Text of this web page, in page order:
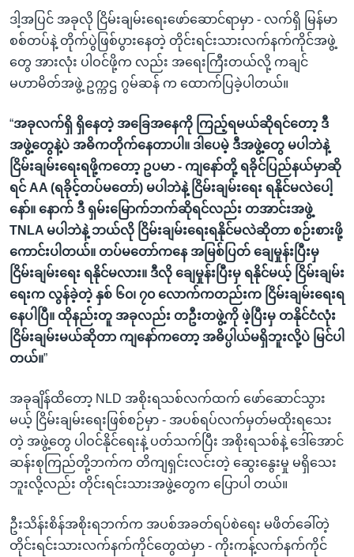
ဒါ့အပြင် အခုလို ငြိမ်းချမ်းရေးဖော်ဆောင်ရာမှာ - လက်ရှိ မြန်မာ
စစ်တပ်နဲ့ တိုက်ပွဲဖြစ်ပွားနေတဲ့ တိုင်းရင်းသားလက်နက်ကိုင်အဖွဲ့
တွေ အားလုံး ပါဝင်ဖို့က လည်း အရေးကြီးတယ်လို့ ကချင်
မဟာမိတ်အဖွဲ့ ဥက္ကဌ ဂွမ်ဆန် က ထောက်ပြခဲ့ပါတယ်။
“အခုလက်ရှိ ရှိနေတဲ့ အခြေအနေကို ကြည့်ရမယ်ဆိုရင်တော့ ဒီ
အဖွဲ့တွေနဲ့ပဲ အဓိကတိုက်နေတာပါ။ ဒါပေမဲ့ ဒီအဖွဲ့တွေ မပါဘဲနဲ့
ငြိမ်းချမ်းရေးရဖို့ကတော့ ဥပမာ - ကျနော်တို့ ရခိုင်ပြည်နယ်မှာဆို
ရင် AA (ရခိုင့်တပ်မတော်) မပါဘဲနဲ့ ငြိမ်းချမ်းရေး ရနိုင်မလဲပေါ့
နော်။ နောက် ဒီ ရှမ်းမြောက်ဘက်ဆိုရင်လည်း တအာင်းအဖွဲ့
TNLA မပါဘဲနဲ့ ဘယ်လို ငြိမ်းချမ်းရေးရနိုင်မလဲဆိုတာ စဉ်းစားဖို့
ကောင်းပါတယ်။ တပ်မတော်ကနေ အမြစ်ပြတ် ချေမှုန်းပြီးမှ
ငြိမ်းချမ်းရေး ရနိုင်မလား။ ဒီလို ချေမှုန်းပြီးမှ ရနိုင်မယ့် ငြိမ်းချမ်း
ရေးက လွန်ခဲ့တဲ့ နှစ် ၆၀၊ ၇၀ လောက်ကတည်းက ငြိမ်းချမ်းရေးရ
နေပါပြီ။ ထိုနည်းတူ အခုလည်း တဦးတဖွဲ့ကို ဖဲ့ပြီးမှ တနိုင်ငံလုံး
ငြိမ်းချမ်းမယ်ဆိုတာ ကျနော်ကတော့ အဓိပ္ပါယ်မရှိဘူးလို့ပဲ မြင်ပါ
တယ်။”
အခုချိန်ထိတော့ NLD အစိုးရသစ်လက်ထက် ဖော်ဆောင်သွား
မယ့် ငြိမ်းချမ်းရေးဖြစ်စဉ်မှာ - အပစ်ရပ်လက်မှတ်မထိုးရသေး
တဲ့ အဖွဲ့တွေ ပါဝင်နိုင်ရေးနဲ့ ပတ်သက်ပြီး အစိုးရသစ်နဲ့ ဒေါ်အောင်
ဆန်းစုကြည်တို့ဘက်က တိကျရှင်းလင်းတဲ့ ဆွေးနွေးမှု မရှိသေး
ဘူးလို့လည်း တိုင်းရင်းသားအဖွဲ့တွေက ပြောပါ တယ်။
ဦးသိန်းစိန်အစိုးရဘက်က အပစ်အခတ်ရပ်စဲရေး မဖိတ်ခေါ်တဲ့
တိုင်းရင်းသားလက်နက်ကိုင်တွေထဲမှာ - ကိုးကန့်လက်နက်ကိုင်